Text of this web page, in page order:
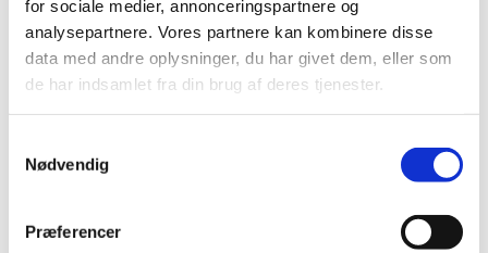
for sociale medier, annonceringspartnere og
analysepartnere. Vores partnere kan kombinere disse
data med andre oplysninger, du har givet dem, eller som
de har indsamlet fra din brug af deres tjenester.
Nødvendig
Præferencer
endelig efter mange år får sin drøm opfyldt. Hun har
været igennem mange skuffelser, men er virkelig
en fighter, og det glæder meget, at hun nu har fået
så flot et udbytte af alt sit hårde arbejde. Også stor
ros til Jesper og Amalie, som slog et
nerver på – viste spil på meget højt niveau. De
fortsætter deres positive udvikling, og vi har nu –
europamestre i mixed double. Det skal vi virkelig